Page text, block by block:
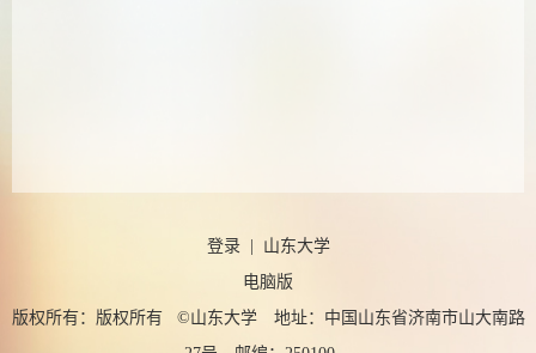
登录| 山东大学
电脑版
版权所有：版权所有 ©山东大学 地址：中国山东省济南市山大南路